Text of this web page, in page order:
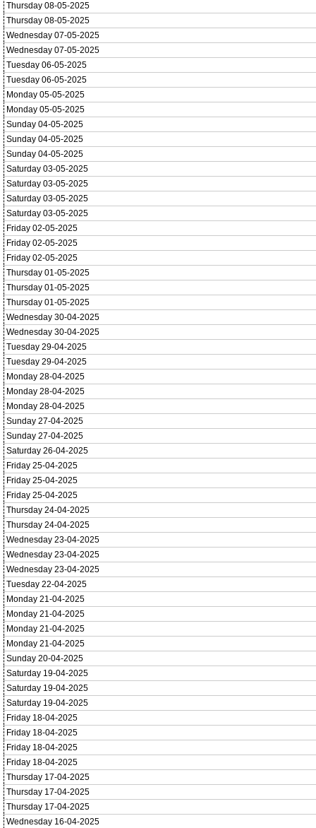
Thursday 08-05-2025
Thursday 08-05-2025
Wednesday 07-05-2025
Wednesday 07-05-2025
Tuesday 06-05-2025
Tuesday 06-05-2025
Monday 05-05-2025
Monday 05-05-2025
Sunday 04-05-2025
Sunday 04-05-2025
Sunday 04-05-2025
Saturday 03-05-2025
Saturday 03-05-2025
Saturday 03-05-2025
Saturday 03-05-2025
Friday 02-05-2025
Friday 02-05-2025
Friday 02-05-2025
Thursday 01-05-2025
Thursday 01-05-2025
Thursday 01-05-2025
Wednesday 30-04-2025
Wednesday 30-04-2025
Tuesday 29-04-2025
Tuesday 29-04-2025
Monday 28-04-2025
Monday 28-04-2025
Monday 28-04-2025
Sunday 27-04-2025
Sunday 27-04-2025
Saturday 26-04-2025
Friday 25-04-2025
Friday 25-04-2025
Friday 25-04-2025
Thursday 24-04-2025
Thursday 24-04-2025
Wednesday 23-04-2025
Wednesday 23-04-2025
Wednesday 23-04-2025
Tuesday 22-04-2025
Monday 21-04-2025
Monday 21-04-2025
Monday 21-04-2025
Monday 21-04-2025
Sunday 20-04-2025
Saturday 19-04-2025
Saturday 19-04-2025
Saturday 19-04-2025
Friday 18-04-2025
Friday 18-04-2025
Friday 18-04-2025
Friday 18-04-2025
Thursday 17-04-2025
Thursday 17-04-2025
Thursday 17-04-2025
Wednesday 16-04-2025